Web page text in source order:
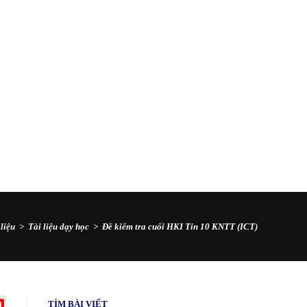
> Tài liệu dạy học > Đề kiểm tra cuối HKI Tin 10 KNTT (ICT)
TÌM BÀI VIẾT